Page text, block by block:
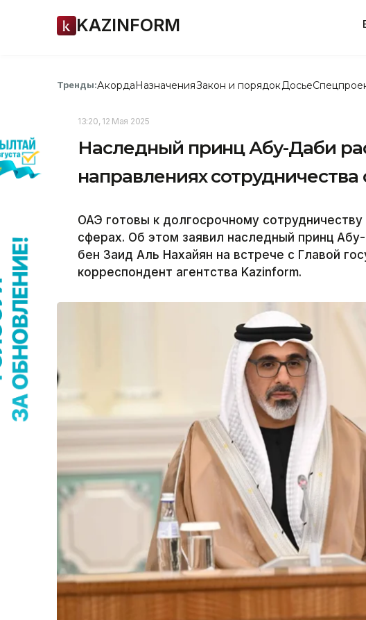
KAZINFORM
Тренды:АкордаНазначенияЗакон и порядок Досье
13:20, 12 Мая 2025
Наследный принц Абу-Даби
направлениях сотрудничества
ОАЭ готовы к долгосрочному сотрудничеству
сферах. Об этом заявил наследный принц
бен Заид Аль Нахайян на встрече с Главой
корреспондент агентства Kazinform.